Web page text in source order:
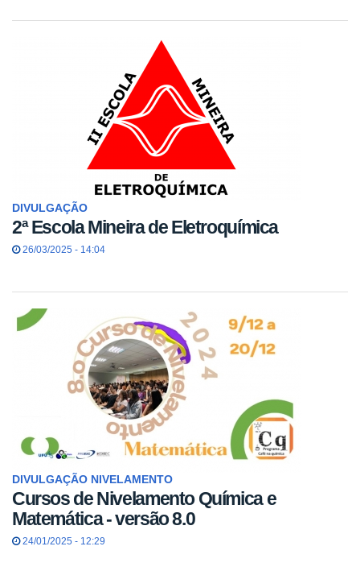
DIVULGAÇÃO
2ª Escola Mineira de Eletroquímica
26/03/2025 - 14:04
DIVULGAÇÃO NIVELAMENTO
Cursos de Nivelamento Química e
Matemática - versão 8.0
24/01/2025 - 12:29